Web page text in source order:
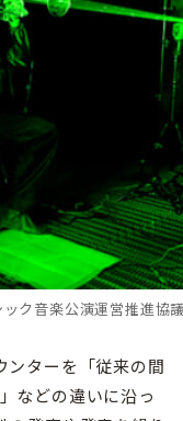
ク音楽公演運営推進協
ターを「従来の間
などの違いに沿っ